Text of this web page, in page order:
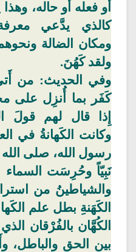
أَو فعله أَو حاله،
كالذي يدَّعي
ومكان الضالة
ولقدكَهُنَ.
وفي الحديث: من
كَفَر بما أُنزِل على
إِذا قال لهم قولَ
وكانت الكَهانةُ في
رسول الله، صلى
نَبِيّاً وحُرِسَت
والشياطينُ من
الكَهَنةِ بطل علم
الكُهَّان بالفُرْقان
بين الحق والباطل،